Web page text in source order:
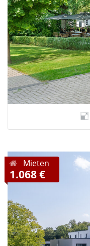
Mieten
1.068 €